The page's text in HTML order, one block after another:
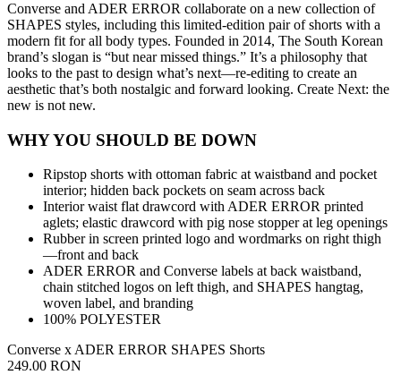
Converse and ADER ERROR collaborate on a new collection of
SHAPES styles, including this limited-edition pair of shorts with a
modern fit for all body types. Founded in 2014, The South Korean
brand’s slogan is “but near missed things.” It’s a philosophy that
looks to the past to design what’s next—re-editing to create an
aesthetic that’s both nostalgic and forward looking. Create Next: the
new is not new.
WHY YOU SHOULD BE DOWN
Ripstop shorts with ottoman fabric at waistband and pocket
interior; hidden back pockets on seam across back
Interior waist flat drawcord with ADER ERROR printed
aglets; elastic drawcord with pig nose stopper at leg openings
Rubber in screen printed logo and wordmarks on right thigh
—front and back
ADER ERROR and Converse labels at back waistband,
chain stitched logos on left thigh, and SHAPES hangtag,
woven label, and branding
100% POLYESTER
Converse x ADER ERROR SHAPES Shorts
249.00 RON